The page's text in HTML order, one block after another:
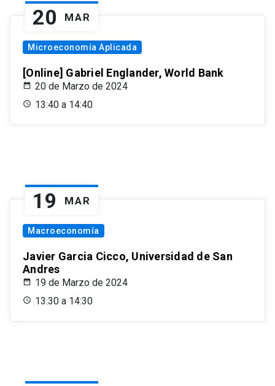
20 MAR
Microeconomía Aplicada
[Online] Gabriel Englander, World Bank
20 de Marzo de 2024
13:40 a 14:40
19 MAR
Macroeconomía
Javier Garcia Cicco, Universidad de San
Andres
19 de Marzo de 2024
13:30 a 14:30